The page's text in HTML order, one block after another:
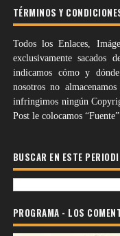
TÉRMINOS Y
Todos los Enlaces,
exclusivamente
indicamos cómo y
nosotros no
infringimos ningún
Post le colocamos “Fuente”
BUSCAR EN ESTE
PROGRAMA - LOS